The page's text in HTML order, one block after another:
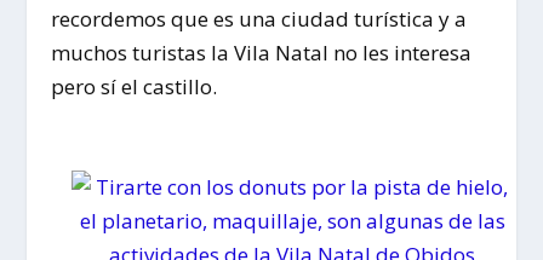
recordemos que es una ciudad turística y a
muchos turistas la Vila Natal no les interesa
pero sí el castillo.